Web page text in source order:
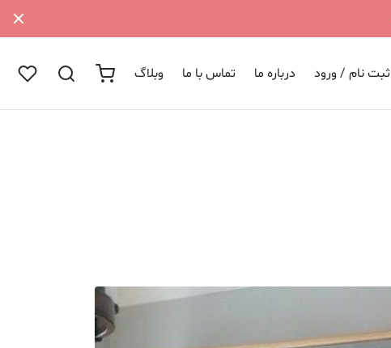
ثبت نام / ورود درباره ما تماس با ما وبلاگ